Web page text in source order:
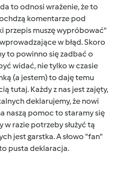
to odnosi wrażenie, że to
komentarze pod
przepis muszę wypróbować"
w błąd. Skoro
to powinno się zadbać o
widać, nie tylko w czasie
(a jestem) to daję temu
tutaj. Każdy z nas jest zajęty,
deklarujemy, że nowi
naszą pomoc to staramy się
w razie potrzeby służyć tą
jest garstka. A słowo "fan"
pusta deklaracja.